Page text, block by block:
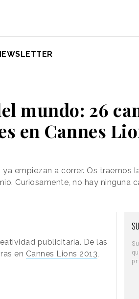
mundo: 26
en Cannes
empiezan a correr. Os traemos
Curiosamente, no hay ninguna
publicitaria. De las
en Cannes Lions 2013